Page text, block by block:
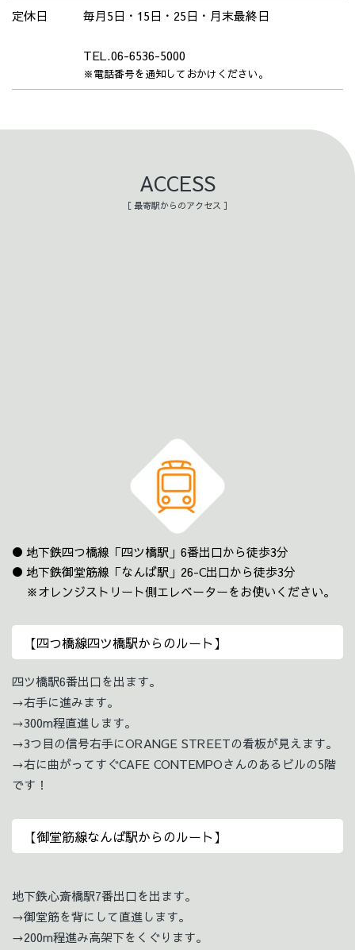
定休日 毎月5日・15日・25日・月末最終日
TEL.06-6536-5000
※電話番号を通知しておかけください。
ACCESS
［ 最寄駅からのアクセス ］
地下鉄四つ橋線「四ツ橋駅」6番出口から徒歩3分
地下鉄御堂筋線「なんば駅」26-C出口から徒歩3分
※オレンジストリート側エレベーターをお使いください。
【四つ橋線四ツ橋駅からのルート】
四ツ橋駅6番出口を出ます。
→右手に進みます。
→300m程直進します。
→3つ目の信号右手にORANGE STREETの看板が見えます。
→右に曲がってすぐCAFE CONTEMPOさんのあるビルの5階
です！
【御堂筋線なんば駅からのルート】
地下鉄心斎橋駅7番出口を出ます。
→御堂筋を背にして直進します。
→200m程進み高架下をくぐります。